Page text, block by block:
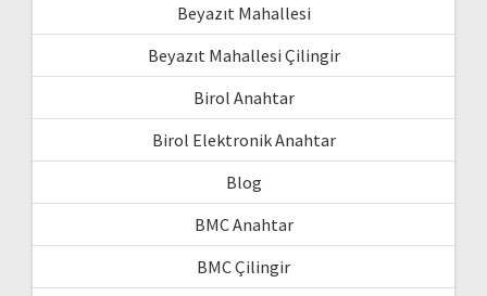
Beyazıt Mahallesi
Beyazıt Mahallesi Çilingir
Birol Anahtar
Birol Elektronik Anahtar
Blog
BMC Anahtar
BMC Çilingir